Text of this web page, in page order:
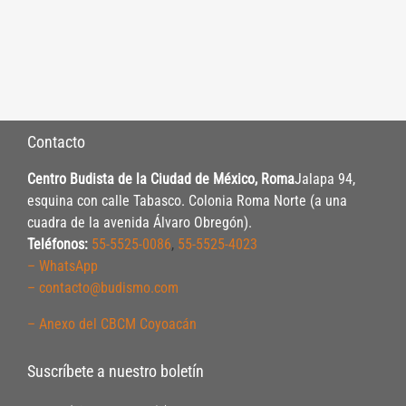
Contacto
Centro Budista de la Ciudad de México, RomaJalapa 94,
esquina con calle Tabasco. Colonia Roma Norte (a una
cuadra de la avenida Álvaro Obregón).
Teléfonos: 55-5525-0086, 55-5525-4023
– WhatsApp
– contacto@budismo.com
– Anexo del CBCM Coyoacán
Suscríbete a nuestro boletín